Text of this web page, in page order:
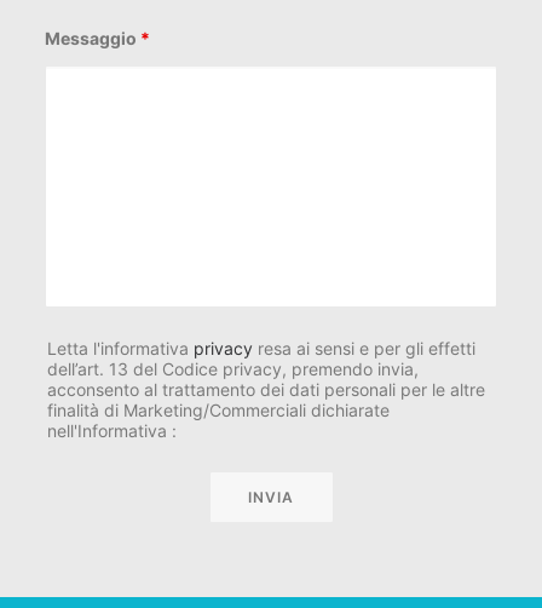
Messaggio *
Letta l'informativa privacy resa ai sensi e per gli effetti
dell’art. 13 del Codice privacy, premendo invia,
acconsento al trattamento dei dati personali per le altre
finalità di Marketing/Commerciali dichiarate
nell'Informativa :